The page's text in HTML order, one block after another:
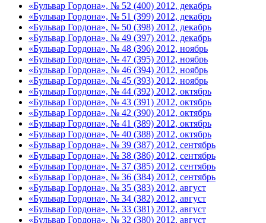
«Бульвар Гордона», № 52 (400) 2012, декабрь
«Бульвар Гордона», № 51 (399) 2012, декабрь
«Бульвар Гордона», № 50 (398) 2012, декабрь
«Бульвар Гордона», № 49 (397) 2012, декабрь
«Бульвар Гордона», № 48 (396) 2012, ноябрь
«Бульвар Гордона», № 47 (395) 2012, ноябрь
«Бульвар Гордона», № 46 (394) 2012, ноябрь
«Бульвар Гордона», № 45 (393) 2012, ноябрь
«Бульвар Гордона», № 44 (392) 2012, октябрь
«Бульвар Гордона», № 43 (391) 2012, октябрь
«Бульвар Гордона», № 42 (390) 2012, октябрь
«Бульвар Гордона», № 41 (389) 2012, октябрь
«Бульвар Гордона», № 40 (388) 2012, октябрь
«Бульвар Гордона», № 39 (387) 2012, сентябрь
«Бульвар Гордона», № 38 (386) 2012, сентябрь
«Бульвар Гордона», № 37 (385) 2012, сентябрь
«Бульвар Гордона», № 36 (384) 2012, сентябрь
«Бульвар Гордона», № 35 (383) 2012, август
«Бульвар Гордона», № 34 (382) 2012, август
«Бульвар Гордона», № 33 (381) 2012, август
«Бульвар Гордона», № 32 (380) 2012, август